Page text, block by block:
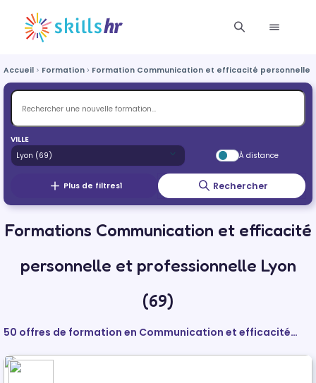
Accueil Formation Formation Communication et efficacité personnelle
VILLE
À distance
Plus de filtres1 Rechercher
Formations Communication et efficacité
personnelle et professionnelle Lyon
(69)
50 offres de formation en Communication et efficacité
personnelle et professionnelle